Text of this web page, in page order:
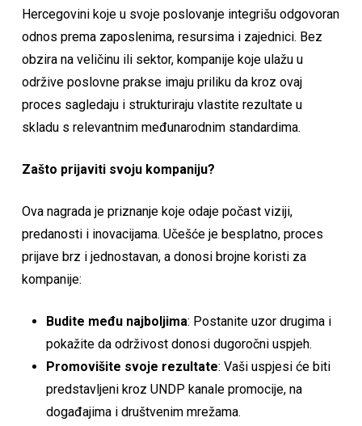
Hercegovini koje u svoje poslovanje integrišu odgovoran
odnos prema zaposlenima, resursima i zajednici. Bez
obzira na veličinu ili sektor, kompanije koje ulažu u
održive poslovne prakse imaju priliku da kroz ovaj
proces sagledaju i strukturiraju vlastite rezultate u
skladu s relevantnim međunarodnim standardima.
Zašto prijaviti svoju kompaniju?
Ova nagrada je priznanje koje odaje počast viziji,
predanosti i inovacijama. Učešće je besplatno, proces
prijave brz i jednostavan, a donosi brojne koristi za
kompanije:
Budite među najboljima: Postanite uzor drugima i
pokažite da održivost donosi dugoročni uspjeh.
Promovišite svoje rezultate: Vaši uspjesi će biti
predstavljeni kroz UNDP kanale promocije, na
događajima i društvenim mrežama.